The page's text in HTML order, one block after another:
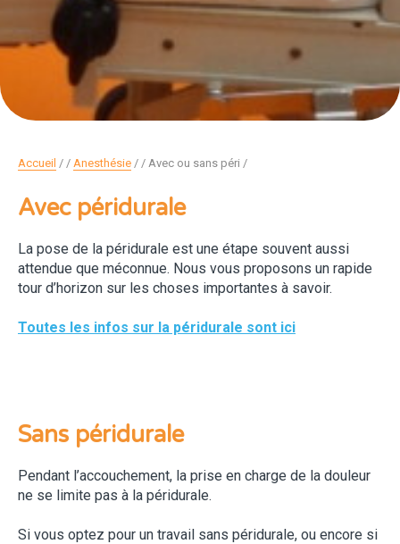
Accueil / Anesthésie / Avec ou sans péri
Avec péridurale
La pose de la péridurale est une étape souvent aussi
attendue que méconnue. Nous vous proposons un rapide
tour d’horizon sur les choses importantes à savoir.
Toutes les infos sur la péridurale sont ici
Sans péridurale
Pendant l’accouchement, la prise en charge de la douleur
ne se limite pas à la péridurale.
Si vous optez pour un travail sans péridurale, ou encore si